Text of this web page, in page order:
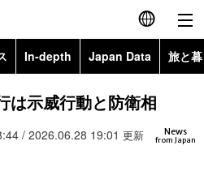
English
简体字
繁體字
In-depth Japan Data 旅と
Topics
Images
は示威行動と防衛相
News
from Japan
/ 2026.06.28 19:01 更新